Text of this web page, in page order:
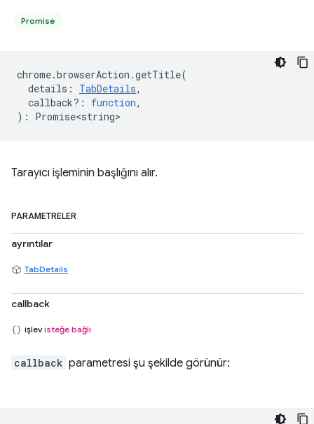
Promise
chrome.browserAction .getTitle(
details : TabDetails,
callback? : function,
) : Promise<string>
Tarayıcı işleminin başlığını alır.
PARAMETRELER
ayrıntılar
TabDetails
callback
işlevisteğe bağlı
callback parametresi şu şekilde görünür: